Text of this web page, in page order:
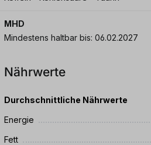
MHD
Mindestens haltbar bis: 06.02.2027
Nährwerte
Durchschnittliche Nährwerte
Energie
Fett